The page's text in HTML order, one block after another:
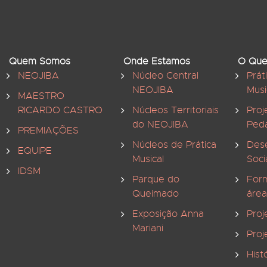
Quem Somos
NEOJIBA
MAESTRO
RICARDO CASTRO
PREMIAÇÕES
EQUIPE
IDSM
Onde Estamos
Núcleo Central
NEOJIBA
Núcleos Territoriais
do NEOJIBA
Núcleos de Prática
Musical
Parque do
Queimado
Exposição Anna
Mariani
O